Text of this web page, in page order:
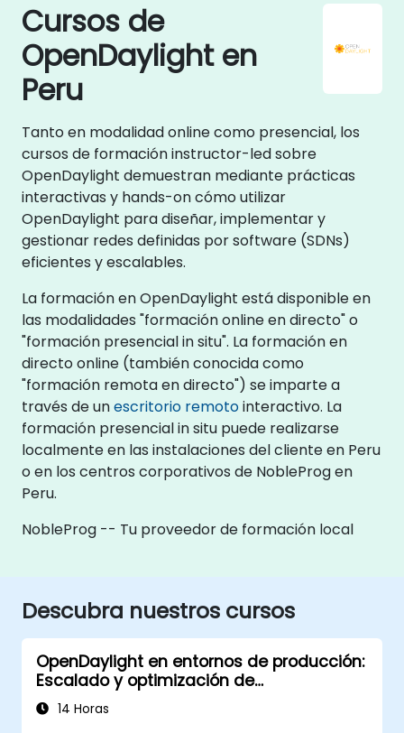
Cursos de
OpenDaylight en
Peru
Tanto en modalidad online como presencial, los
cursos de formación instructor-led sobre
OpenDaylight demuestran mediante prácticas
interactivas y hands-on cómo utilizar
OpenDaylight para diseñar, implementar y
gestionar redes definidas por software (SDNs)
eficientes y escalables.
La formación en OpenDaylight está disponible en
las modalidades "formación online en directo" o
"formación presencial in situ". La formación en
directo online (también conocida como
"formación remota en directo") se imparte a
través de unescritorio remotointeractivo. La
formación presencial in situ puede realizarse
localmente en las instalaciones del cliente en Peru
o en los centros corporativos de NobleProg en
Peru.
NobleProg -- Tu proveedor de formación local
Descubra nuestros cursos
OpenDaylight en entornos de producción:
Escalado y optimización de
implementaciones de SDN
14 Horas